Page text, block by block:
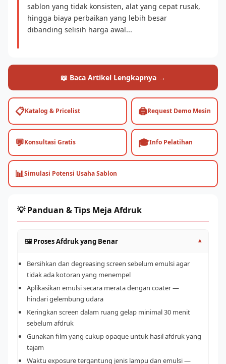
sablon yang tidak konsisten, alat yang cepat rusak,
hingga biaya perbaikan yang lebih besar
dibanding selisih harga awal...
📖 Baca Artikel Lengkapnya →
📋Katalog & Pricelist 🖨️Request Demo Mesin
💬Konsultasi Gratis 🎓Info Pelatihan
📊Simulasi Potensi Usaha Sablon
💡 Panduan & Tips Meja Afdruk
🖼️ Proses Afdruk yang Benar ▾
Bersihkan dan degreasing screen sebelum emulsi agar
tidak ada kotoran yang menempel
Aplikasikan emulsi secara merata dengan coater —
hindari gelembung udara
Keringkan screen dalam ruang gelap minimal 30 menit
sebelum afdruk
Gunakan film yang cukup opaque untuk hasil afdruk yang
tajam
Waktu exposure tergantung jenis lampu dan emulsi —